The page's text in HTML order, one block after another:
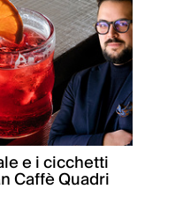
e i cicchetti
Caffè Quadri